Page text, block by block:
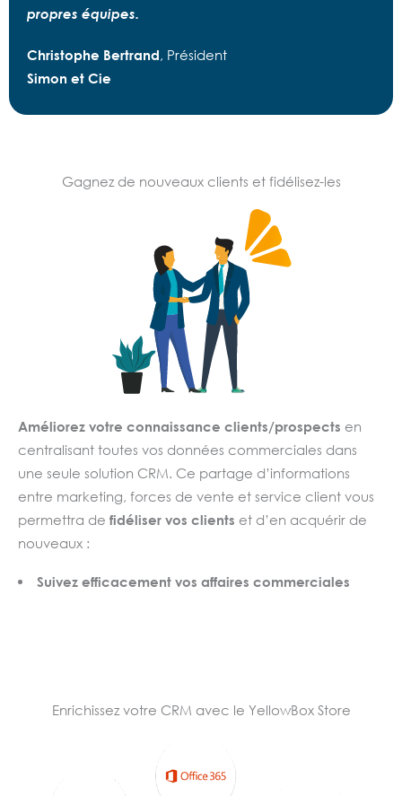
propres équipes.
Christophe Bertrand, Président
Simon et Cie
Gagnez de nouveaux clients et fidélisez-les
Améliorez votre connaissance clients/prospects en
centralisant toutes vos données commerciales dans
une seule solution CRM. Ce partage d’informations
entre marketing, forces de vente et service client vous
permettra de fidéliser vos clients et d’en acquérir de
nouveaux :
Suivez efficacement vos affaires commerciales
Vous alimentez lamémoire commercialede votre
Enrichissez votre CRM avec le YellowBox Store